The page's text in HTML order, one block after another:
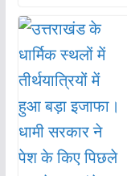
o
o
k
A
p
p